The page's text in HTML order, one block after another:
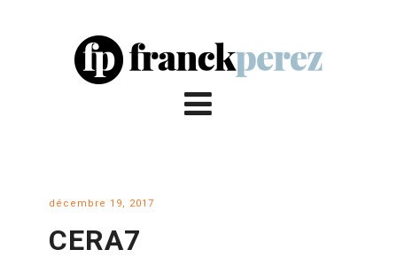
décembre 19, 2017
CERA7